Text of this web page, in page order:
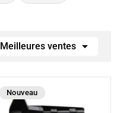
Meilleures ventes 
Nouveau